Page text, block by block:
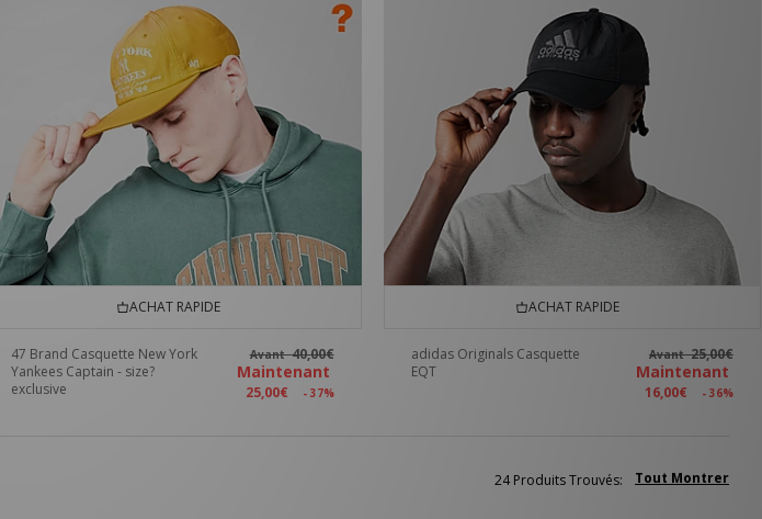
ACHAT RAPIDE
47 Brand Casquette New York
Yankees Captain - size?
exclusive
Avant40,00€
Maintenant
25,00€ - 37%
ACHAT RAPIDE
adidas Originals Casquette
EQT
Avant25,00€
Maintenant
16,00€ - 36%
Tout Montrer
24 Produits Trouvés: